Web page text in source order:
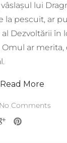
lui
la pescuit, ar
Dezvoltării în
Omul ar merita,
Read More
No Comments